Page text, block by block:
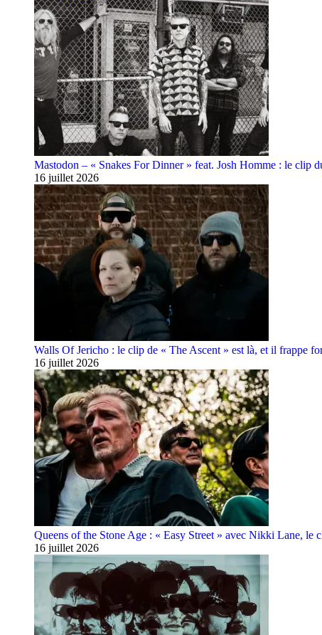
Mastodon – « Snakes For Dinner » feat. Josh Homme : le clip
16 juillet 2026
Walls Of Jericho : le clip de « The Ascent » est là, et il frappe
16 juillet 2026
Queens of the Stone Age : « Easy Street » avec Nikki Lane, le
16 juillet 2026